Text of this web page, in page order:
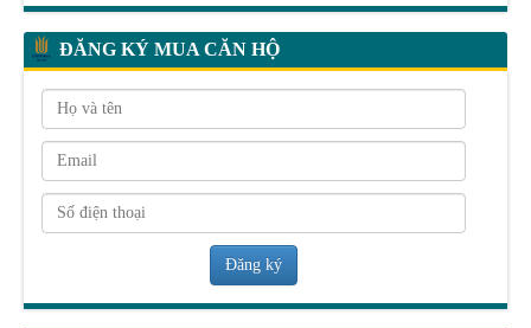
ĐĂNG KÝ MUA CĂN HỘ
Đăng ký